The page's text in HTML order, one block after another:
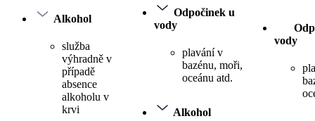
Alkohol
služba
výhradně v
případě
absence
alkoholu v
krvi
Odpočinek u
vody
plavání v
bazénu, moři,
oceánu atd.
Alkohol
vody